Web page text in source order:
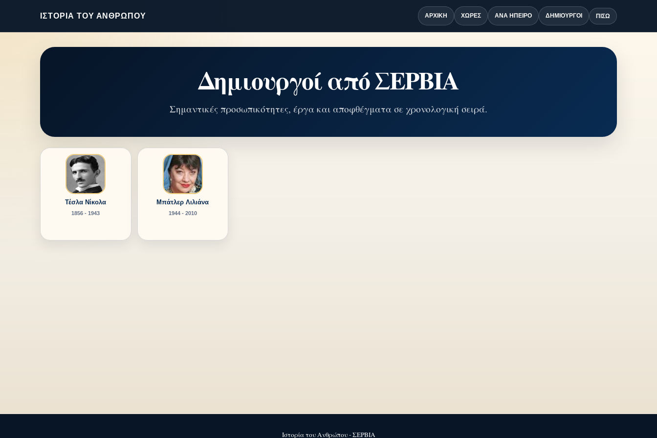
ΙΣΤΟΡΊΑ ΤΟΥ ΑΝΘΡΏΠΟΥ ΑΡΧΙΚΉ ΧΏΡΕΣ ΑΝΆ ΉΠΕΙΡΟ ΔΗΜΙΟΥΡΓΟΊ ΠΊΣΩ
Δημιουργοί από ΣΕΡΒΙΑ
Σημαντικές προσωπικότητες, έργα και αποφθέγματα σε χρονολογική σειρά.
Τέσλα Νίκολα
1856 - 1943
Μπάτλερ Λιλιάνα
1944 - 2010
Ιστορία του Ανθρώπου - ΣΕΡΒΙΑ